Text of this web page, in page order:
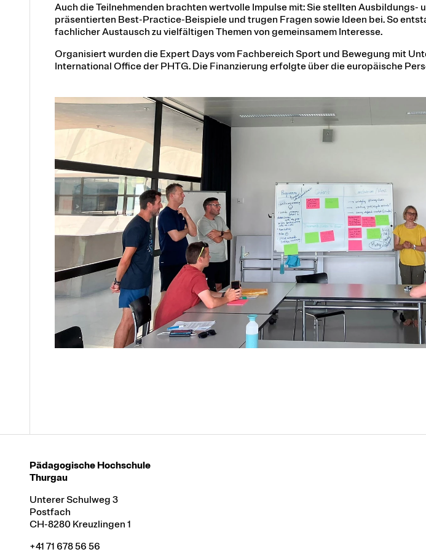
Auch die Teilnehmenden brachten wertvolle Impulse mit: Sie stellten Ausbildungs-
präsentierten Best-Practice-Beispiele und trugen Fragen sowie Ideen bei. So
fachlicher Austausch zu vielfältigen Themen von gemeinsamem Interesse.
Organisiert wurden die Expert Days vom Fachbereich Sport und Bewegung mit
International Office der PHTG. Die Finanzierung erfolgte über die europäische
Pädagogische Hochschule
Thurgau
Unterer Schulweg 3
Postfach
CH-8280 Kreuzlingen 1
+41 71 678 56 56